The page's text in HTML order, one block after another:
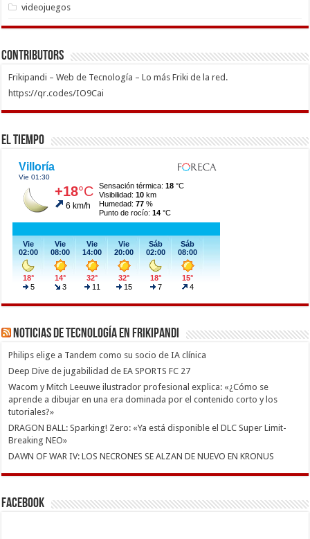
videojuegos
Contributors
Frikipandi – Web de Tecnología – Lo más Friki de la red.
https://qr.codes/IO9Cai
El Tiempo
Noticias de Tecnología en Frikipandi
Philips elige a Tandem como su socio de IA clínica
Deep Dive de jugabilidad de EA SPORTS FC 27
Wacom y Mitch Leeuwe ilustrador profesional explica: «¿Cómo se
aprende a dibujar en una era dominada por el contenido corto y los
tutoriales?»
DRAGON BALL: Sparking! Zero: «Ya está disponible el DLC Super Limit-
Breaking NEO»
DAWN OF WAR IV: LOS NECRONES SE ALZAN DE NUEVO EN KRONUS
Facebook